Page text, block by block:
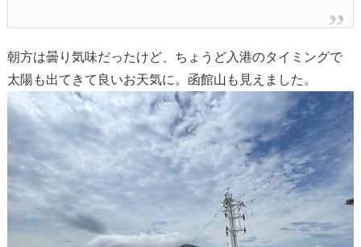
朝方は曇り気味だったけど、ちょうど入港のタイミングで
太陽も出てきて良いお天気に。函館山も見えました。